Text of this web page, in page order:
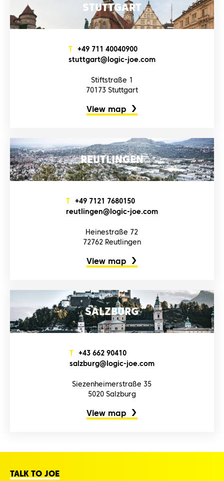
STUTTGART
T +4‌9‌ 7‌1‌1‌ 4‌0‌0‌4‌0‌9‌0‌0‌
s‌t‌u‌t‌t‌g‌a‌r‌t‌@l‌o‌g‌i‌c‌-j‌o‌e‌.c‌o‌m‌
Stiftstraße 1
70173 Stuttgart
View map
REUTLINGEN
T +4‌9‌ 7‌1‌2‌1‌ 7‌6‌8‌0‌1‌5‌0‌
r‌e‌u‌t‌l‌i‌n‌g‌e‌n‌@l‌o‌g‌i‌c‌-j‌o‌e‌.c‌o‌m‌
Heinestraße 72
72762 Reutlingen
View map
SALZBURG
T +4‌3‌ 6‌6‌2‌ 9‌0‌4‌1‌0‌
s‌a‌l‌z‌b‌u‌r‌g‌@l‌o‌g‌i‌c‌-j‌o‌e‌.c‌o‌m‌
Siezenheimerstraße 35
5020 Salzburg
View map
TALK TO JOE